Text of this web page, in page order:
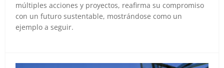
múltiples acciones y proyectos, reafirma su compromiso
con un futuro sustentable, mostrándose como un
ejemplo a seguir.